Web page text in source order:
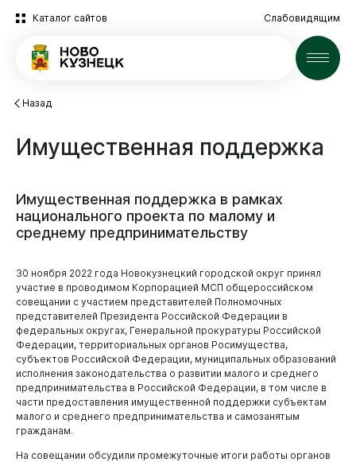
Каталог сайтов Слабовидящим
Новости
Новокузнецк
Назад
Имущественная поддержка
Имущественная поддержка в рамках
национального проекта по малому и
среднему предпринимательству
30 ноября 2022 года Новокузнецкий городской округ принял
участие в проводимом Корпорацией МСП общероссийском
совещании с участием представителей Полномочных
представителей Президента Российской Федерации в
федеральных округах, Генеральной прокуратуры Российской
Федерации, территориальных органов Росимущества,
субъектов Российской Федерации, муниципальных образований
исполнения законодательства о развитии малого и среднего
предпринимательства в Российской Федерации, в том числе в
части предоставления имущественной поддержки субъектам
малого и среднего предпринимательства и самозанятым
гражданам.
На совещании обсудили промежуточные итоги работы органов